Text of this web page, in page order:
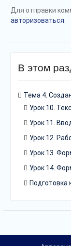
Для отправки
авторизоваться
В этом
Тема 4.
Урок 10.
Урок 11.
Урок 12.
Урок 13.
Урок 14.
Подготовка